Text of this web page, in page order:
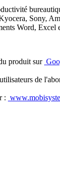
Sony,
Word,
produit sur
de
: